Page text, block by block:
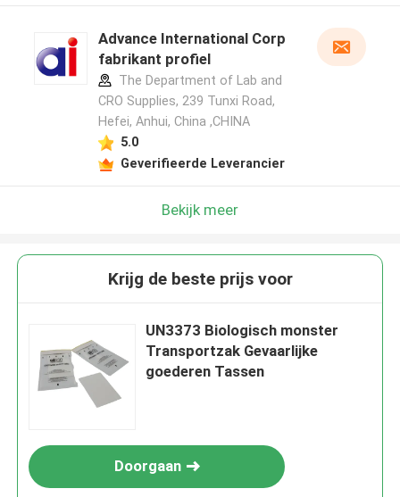
Advance International Corp
fabrikant profiel
The Department of Lab and
CRO Supplies, 239 Tunxi Road,
Hefei, Anhui, China ,CHINA
5.0
Geverifieerde Leverancier
Bekijk meer
Krijg de beste prijs voor
UN3373 Biologisch monster
Transportzak Gevaarlijke
goederen Tassen
Doorgaan